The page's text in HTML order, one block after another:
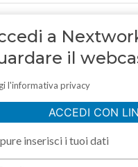
a
il
l'informativa privacy
ACCEDI CON
inserisci i tuoi dati